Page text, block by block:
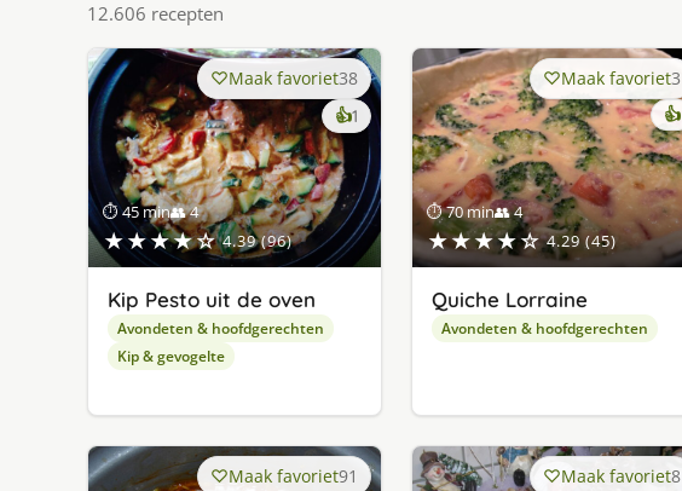
12.606 recepten
⏱ 45 min👥 4
★★★★☆ 4.39 (96)
Maak favoriet38
👍1keer
lekker
gevonden
Kip Pesto uit de oven
Avondeten & hoofdgerechten
Kip & gevogelte
⏱ 70 min👥 4
★★★★☆ 4.29 (45)
Maak favoriet3
👍
Quiche Lorraine
Avondeten & hoofdgerechten
Maak favoriet91 Maak favoriet8